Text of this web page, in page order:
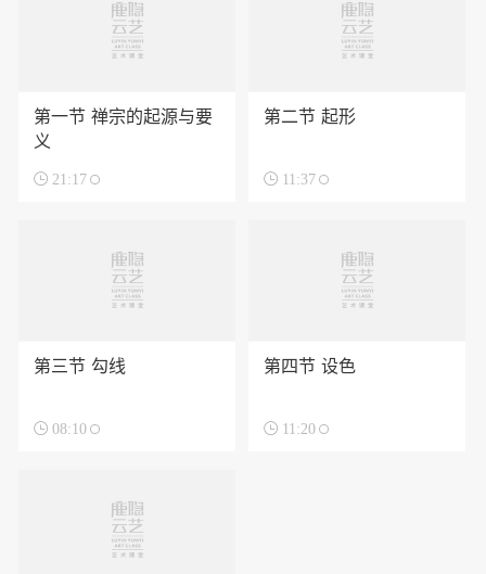
第一节 禅宗的起源与要
义
 21:17
第二节 起形
 11:37
第三节 勾线
 08:10
第四节 设色
 11:20